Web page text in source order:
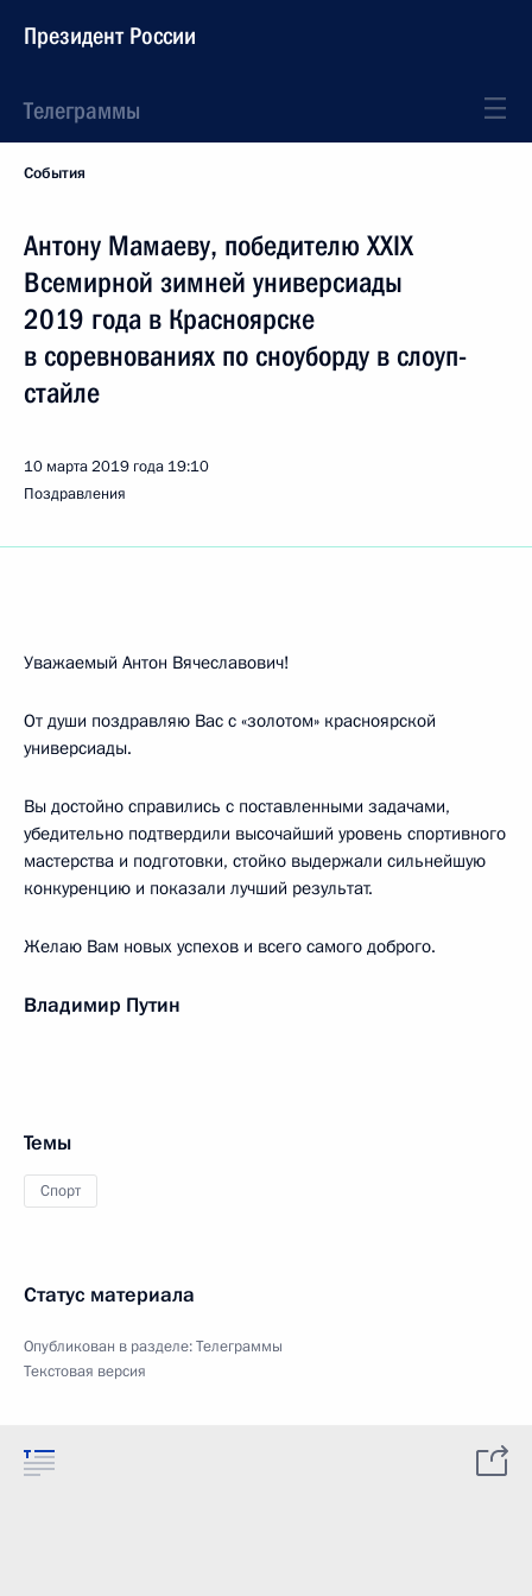
Президент России
Телеграммы
События
Антону Мамаеву, победителю XXIX
Всемирной зимней универсиады
2019 года в Красноярске
в соревнованиях по сноуборду в слоуп-
стайле
10 марта 2019 года 19:10
Поздравления
Уважаемый Антон Вячеславович!
От души поздравляю Вас с «золотом» красноярской
универсиады.
Вы достойно справились с поставленными задачами,
убедительно подтвердили высочайший уровень спортивного
мастерства и подготовки, стойко выдержали сильнейшую
конкуренцию и показали лучший результат.
Желаю Вам новых успехов и всего самого доброго.
Владимир Путин
Темы
Спорт
Статус материала
Опубликован в разделе:Телеграммы
Текстовая версия